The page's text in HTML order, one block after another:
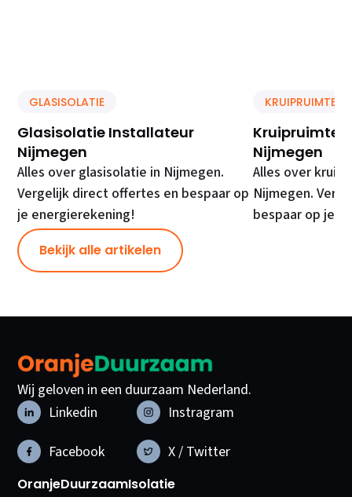
GLASISOLATIE
Glasisolatie Installateur
Nijmegen
Alles over glasisolatie in Nijmegen.
Vergelijk direct offertes en bespaar op
je energierekening!
KRUIPRUIMTE
Kruipruimte
Nijmegen
Alles over
Nijmegen.
bespaar op je
Bekijk alle artikelen
Wij geloven in een duurzaam Nederland.
Linkedin
Instragram
Facebook
X / Twitter
OranjeDuurzaamIsolatie